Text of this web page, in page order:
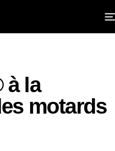
à la
motards